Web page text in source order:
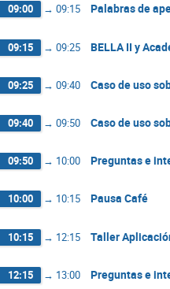
09:00 → 09:15 Palabras de
09:15 → 09:25 BELLA II y
09:25 → 09:40 Caso de uso
09:40 → 09:50 Caso de uso
09:50 → 10:00 Preguntas e
10:00 → 10:15 Pausa Café
10:15 → 12:15 Taller
12:15 → 13:00 Preguntas e